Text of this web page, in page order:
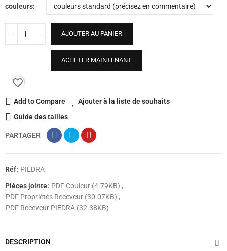
couleurs
AJOUTER AU PANIER
ACHETER MAINTENANT
favorite_border
Add to Compare
Ajouter à la liste de souhaits
Guide des tailles
PARTAGER
Réf: PIEDRA
Pièces jointe: PDF Couleur (4.79KB)
PDF Propriétés Receveur (30.07KB)
PDF Receveur PIEDRA (32.38KB)
DESCRIPTION